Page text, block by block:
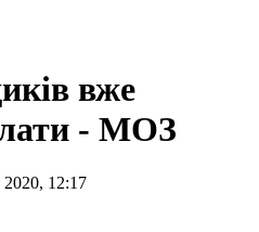
вже
- МОЗ
12:17